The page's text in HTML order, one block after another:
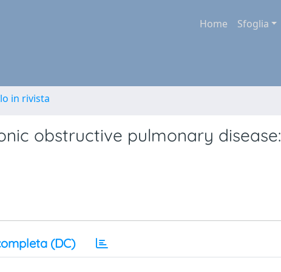
Home Sfoglia
in rivista
obstructive pulmonary disease:
(DC)